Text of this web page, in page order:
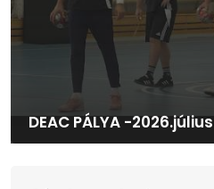
DEAC PÁLYA -2026.július